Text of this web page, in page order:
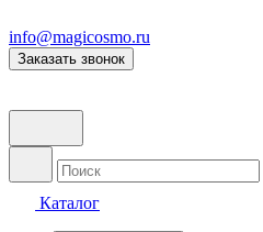
info@magicosmo.ru
Заказать звонок
Каталог